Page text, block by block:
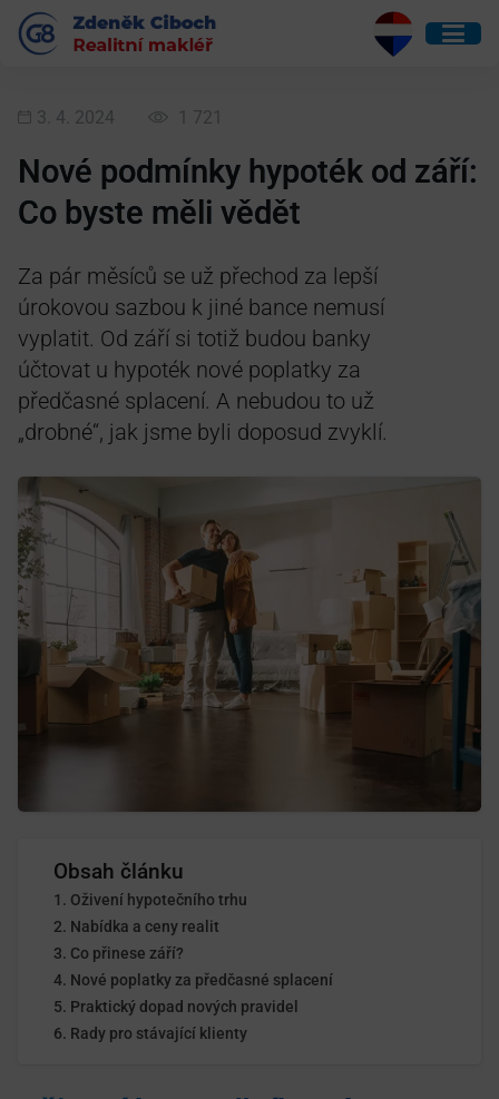
3. 4. 2024 1 721
Nové podmínky hypoték od září:
Co byste měli vědět
Za pár měsíců se už přechod za lepší
úrokovou sazbou k jiné bance nemusí
vyplatit. Od září si totiž budou banky
účtovat u hypoték nové poplatky za
předčasné splacení. A nebudou to už
„drobné“, jak jsme byli doposud zvyklí.
Obsah článku
Oživení hypotečního trhu
Nabídka a ceny realit
Co přinese září?
Nové poplatky za předčasné splacení
Praktický dopad nových pravidel
Rady pro stávající klienty